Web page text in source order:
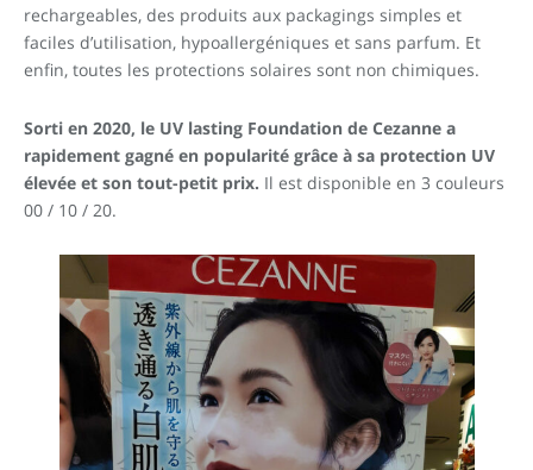
rechargeables, des produits aux packagings simples et
faciles d’utilisation, hypoallergéniques et sans parfum. Et
enfin, toutes les protections solaires sont non chimiques.
Sorti en 2020, le UV lasting Foundation de Cezanne a
rapidement gagné en popularité grâce à sa protection UV
élevée et son tout-petit prix. Il est disponible en 3 couleurs
00 / 10 / 20.